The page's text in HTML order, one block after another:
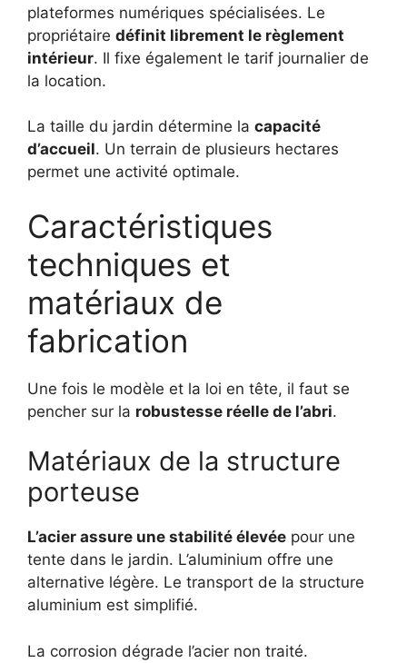
plateformes numériques spécialisées. Le
propriétaire définit librement le règlement
intérieur. Il fixe également le tarif journalier de
la location.
La taille du jardin détermine la capacité
d’accueil. Un terrain de plusieurs hectares
permet une activité optimale.
Caractéristiques
techniques et
matériaux de
fabrication
Une fois le modèle et la loi en tête, il faut se
pencher sur la robustesse réelle de l’abri.
Matériaux de la structure
porteuse
L’acier assure une stabilité élevée pour une
tente dans le jardin. L’aluminium offre une
alternative légère. Le transport de la structure
aluminium est simplifié.
La corrosion dégrade l’acier non traité.